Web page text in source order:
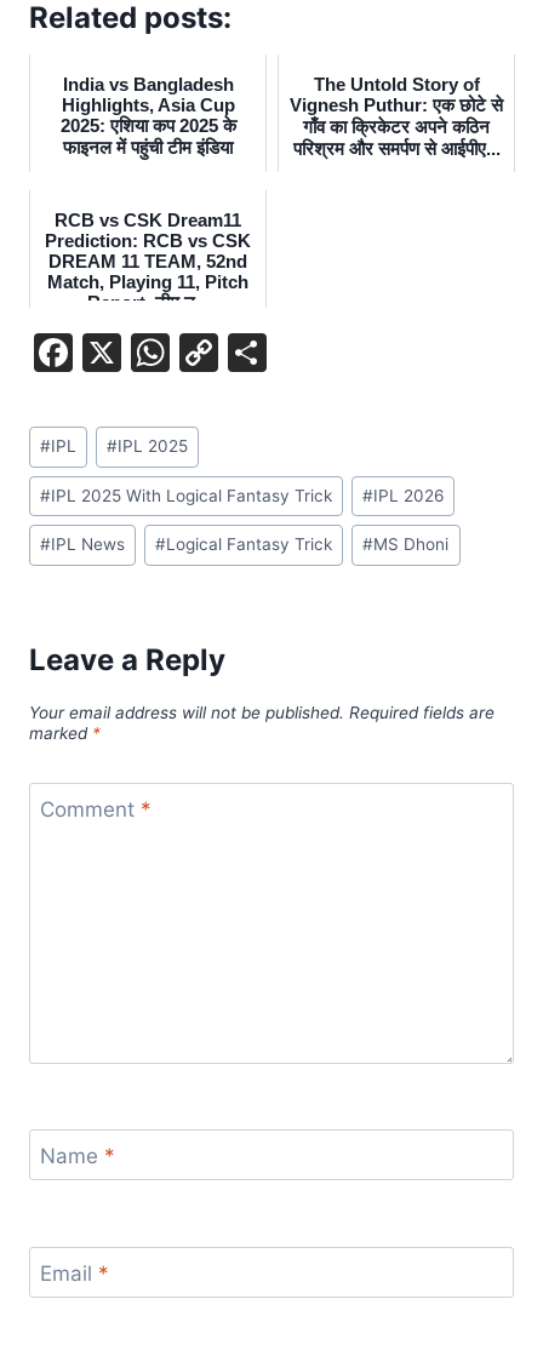
Related posts:
India vs Bangladesh
Highlights, Asia Cup
2025: एशिया कप 2025 के
फाइनल में पहुंची टीम इंडिया
The Untold Story of
Vignesh Puthur: एक छोटे से
गाँव का क्रिकेटर अपने कठिन
परिश्रम और समर्पण से आईपीए...
RCB vs CSK Dream11
Prediction: RCB vs CSK
DREAM 11 TEAM, 52nd
Match, Playing 11, Pitch
Report, टीम न...
F
c
e
b
o
X
W
at
s
A
p
C
y
Li
n
e
#IPL #IPL 2025
#IPL 2025 With Logical Fantasy Trick #IPL 2026
# IPL News #Logical Fantasy Trick #MS Dhoni
Leave a Reply
Your email address will not be published. Required fields are
marked *
Comment *
Name *
Email *